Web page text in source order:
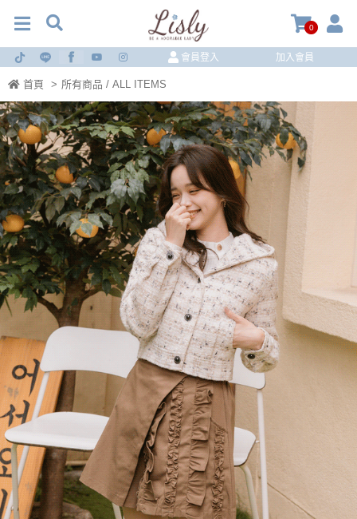
0
會員登入 加入會員
首頁 > 所有商品 / ALL ITEMS